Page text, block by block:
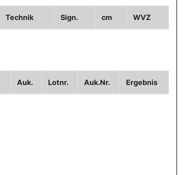
Technik Sign. cm WVZ
Auk. Lotnr. Auk.Nr. Ergebnis